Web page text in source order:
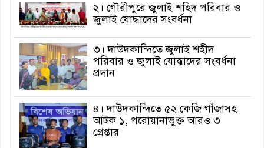
২। গৌরীপুরে জুলাই শহিদ পরিবার ও
জুলাই যোদ্ধাদের সংবর্ধনা
৩। দাউদকান্দিতে জুলাই শহীদ
পরিবার ও জুলাই যোদ্ধাদের সংবর্ধনা
প্রদান
৪। দাউদকান্দিতে ৫২ কেজি গাঁজাসহ
আটক ১, পরোয়ানাভুক্ত আরও ৩
গ্রেপ্তার